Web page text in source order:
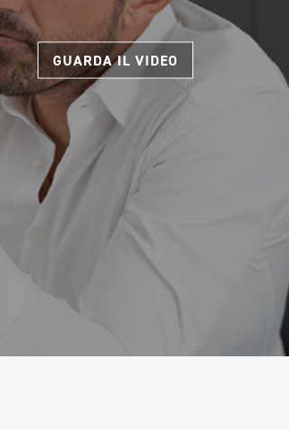
GUARDA IL VIDEO